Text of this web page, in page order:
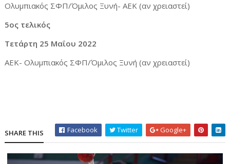
Ολυμπιακός ΣΦΠ/Όμιλος Ξυνή- ΑΕΚ (αν χρειαστεί)
5ος τελικός
Τετάρτη 25 Μαΐου 2022
ΑΕΚ- Ολυμπιακός ΣΦΠ/Όμιλος Ξυνή (αν χρειαστεί)
SHARE THIS Facebook Twitter Google+